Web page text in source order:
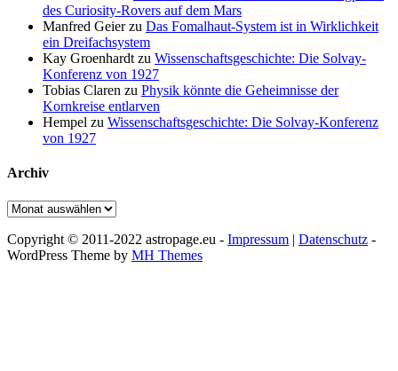
des Curiosity-Rovers auf dem Mars
Manfred Geierzu Das Fomalhaut-System ist in Wirklichkeit
ein Dreifachsystem
Kay Groenhardt zu Wissenschaftsgeschichte: Die Solvay-
Konferenz von 1927
Tobias Claren zu Physik könnte die Geheimnisse der
Kornkreise entlarven
Hempel zu Wissenschaftsgeschichte: Die Solvay-Konferenz
von 1927
Archiv
Archiv
Copyright © 2011-2022 astropage.eu - Impressum | Datenschutz -
WordPress Theme by MH Themes